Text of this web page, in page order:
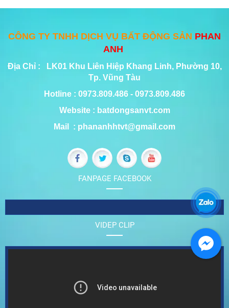
CÔNG TY TNHH DỊCH VỤ BẤT ĐỘNG SẢN PHAN
ANH
Địa Chỉ : LK01 Khu Liên Hiệp Khang Linh, Phường 10,
Tp. Vũng Tàu
Hotline : 0973.809.486 - 0973.809.486
Website : batdongsanvt.com
Mail : phananhhtvt@gmail.com
FANPAGE FACEBOOK
VIDEP CLIP